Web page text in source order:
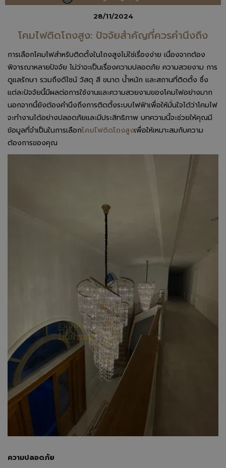
28/11/2024
โคมไฟติดโถงสูง: ปัจจัยสำคัญที่ควรคำนึงถึง
การเลือกโคมไฟสำหรับติดตั้งในโถงสูงไม่ใช่เรื่องง่าย เนื่องจากต้อง
พิจารณาหลายปัจจัย ไม่ว่าจะเป็นเรื่องความปลอดภัย ความสวยงาม การ
ดูแลรักษา รวมถึงดีไซน์ วัสดุ สี ขนาด น้ำหนัก และสถานที่ติดตั้ง ซึ่ง
แต่ละปัจจัยนี้มีผลต่อการใช้งานและความสวยงามของโคมไฟอย่างมาก
นอกจากนี้ยังต้องคำนึงถึงการติดตั้งระบบไฟฟ้าเพื่อให้มั่นใจได้ว่าโคมไฟ
จะทำงานได้อย่างปลอดภัยและมีประสิทธิภาพ บทความนี้จะช่วยให้คุณมี
ข้อมูลที่จำเป็นในการเลือกโคมไฟติดโถงสูงเพื่อให้เหมาะสมกับความ
ต้องการของคุณ
ความปลอดภัย